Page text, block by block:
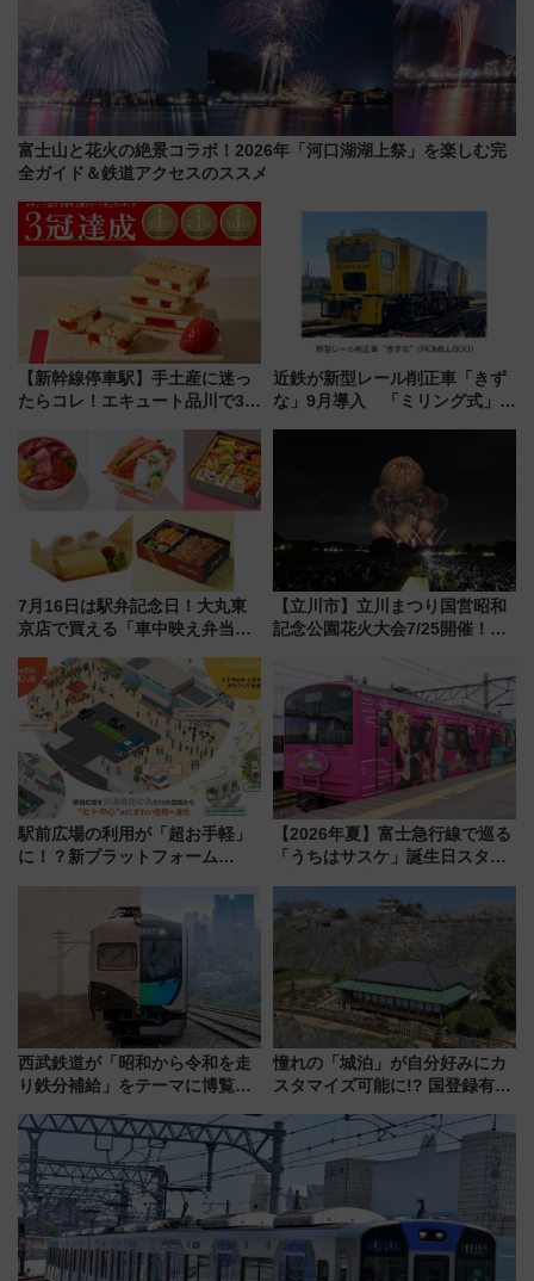
富士山と花火の絶景コラボ！2026年「河口湖湖上祭」を楽しむ完
全ガイド＆鉄道アクセスのススメ
【新幹線停車駅】手土産に迷っ
たらコレ！エキュート品川で3年
産スイーツとは？
近鉄が新型レール削正車「きず
な」9月導入 「ミリング式」採
貢献するだけでなく、全線区で
活躍するための仕組みも
7月16日は駅弁記念日！大丸東
京店で買える「車中映え弁当」
【立川市】立川まつり国営昭和
記念公園花火大会7/25開催！
混雑に要注意、その理由は
駅前広場の利用が「超お手軽」
に！？新プラットフォーム
マホで簡単申請 物販や演奏会な
どに【JR東日本】
【2026年夏】富士急行線で巡る
「うちはサスケ」誕生日スタン
定グルメ＆グッズ徹底ガイド
西武鉄道が「昭和から令和を走
り鉄分補給」をテーマに博覧会
14日から 新車両「トキイロ」体
験ブースも アクセスや申込方法
を解説
憧れの「城泊」が自分好みにカ
スタマイズ可能に!? 国登録有形
にオーダーメイド型の宿泊プラ
ンが誕生！